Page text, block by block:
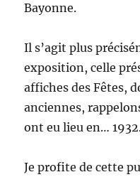
Bayonne.
Il s’agit plus
exposition, celle
affiches des Fêtes,
anciennes,
ont eu lieu en…
Je profite de cette